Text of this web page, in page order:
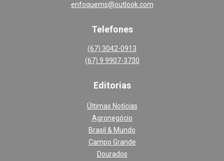
enfoquems@outlook.com
Telefones
(67) 3042-0913
(67) 9 9907-3730
Editorias
Últimas Notícias
Agronegócio
Brasil & Mundo
Campo Grande
Dourados